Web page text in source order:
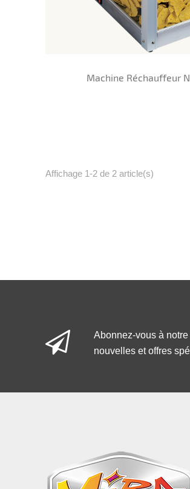
Machine Réchauffeur
Affichage 1-2 de 2 article(s)
Abonnez-vous à
nouvelles et offres